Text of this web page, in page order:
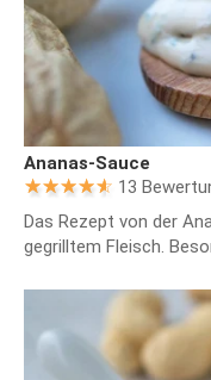
Ananas-Sauce
13
Das Rezept von der
gegrilltem Fleisch.